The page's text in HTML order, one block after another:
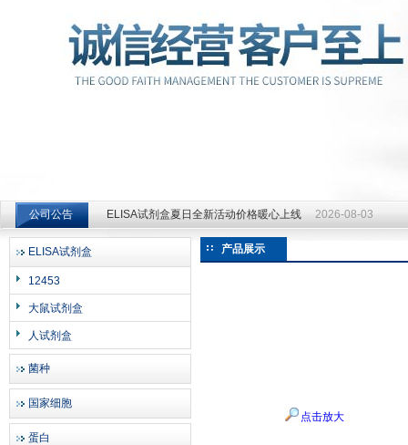
上海邦景实业有限公司
公司公告 ELISA试剂盒夏日全新活动价格暖心上线 2026-08-03
ELISA试剂盒夏日全新活动价格暖心上线
ELISA试剂盒
12453
大鼠试剂盒
人试剂盒
菌种
国家细胞
蛋白
产品展示
点击放大